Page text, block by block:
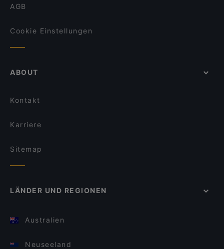
AGB
Cookie Einstellungen
ABOUT
Kontakt
Karriere
Sitemap
LÄNDER UND REGIONEN
Australien
Neuseeland